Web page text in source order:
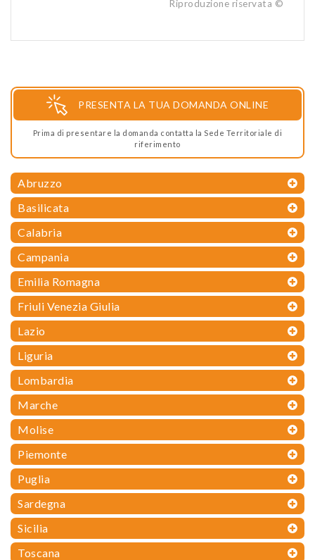
Riproduzione riservata ©
PRESENTA LA TUA DOMANDA ONLINE
Prima di presentare la domanda contatta la Sede Territoriale di
riferimento
Abruzzo
Basilicata
Calabria
Campania
Emilia Romagna
Friuli Venezia Giulia
Lazio
Liguria
Lombardia
Marche
Molise
Piemonte
Puglia
Sardegna
Sicilia
Toscana